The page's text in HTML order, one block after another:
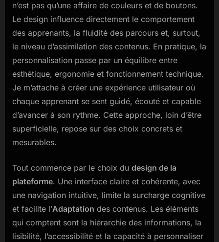
n’est pas qu’une affaire de couleurs et de boutons.
Le design influence directement le comportement
des apprenants, la fluidité des parcours et, surtout,
le niveau d’assimilation des contenus. En pratique, la
personnalisation passe par un équilibre entre
esthétique, ergonomie et fonctionnement technique.
Je m’attache à créer une expérience utilisateur où
chaque apprenant se sent guidé, écouté et capable
d’avancer à son rythme. Cette approche, loin d’être
superficielle, repose sur des choix concrets et
mesurables.
Tout commence par le choix du design de la
plateforme. Une interface claire et cohérente, avec
une navigation intuitive, limite la surcharge cognitive
et facilite l’Adaptation des contenus. Les éléments
qui comptent sont la hiérarchie des informations, la
lisibilité, l’accessibilité et la capacité à personnaliser